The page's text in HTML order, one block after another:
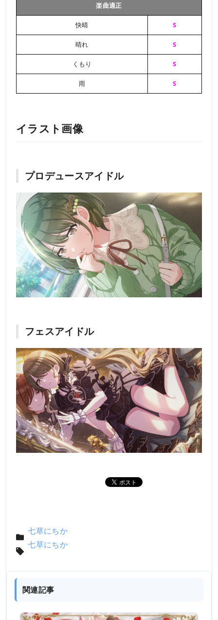
楽曲適正
快晴 S
晴れ S
くもり S
雨 S
イラスト画像
プロデュースアイドル
フェスアイドル
七草にちか
七草にちか
関連記事